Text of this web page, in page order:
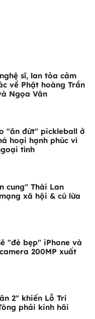
sĩ, lan tỏa cảm
về Phật hoàng Trần
Ngọa Vân
"ăn đứt" pickleball ở
hoại hạnh phúc vì
tình
cung" Thái Lan
xã hội & cú lừa
"đè bẹp" iPhone và
200MP xuất
2" khiến Lỗ Trí
phải kinh hãi